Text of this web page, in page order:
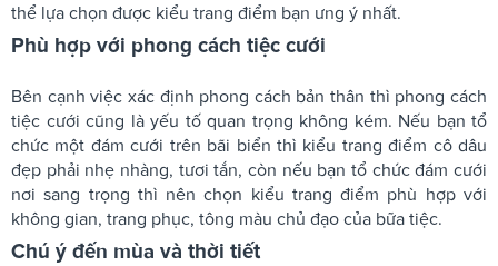
thể lựa chọn được kiểu trang điểm bạn ưng ý nhất.
Phù hợp với phong cách tiệc cưới
Bên cạnh việc xác định phong cách bản thân thì phong cách
tiệc cưới cũng là yếu tố quan trọng không kém. Nếu bạn tổ
chức một đám cưới trên bãi biển thì kiểu trang điểm cô dâu
đẹp phải nhẹ nhàng, tươi tắn, còn nếu bạn tổ chức đám cưới
nơi sang trọng thì nên chọn kiểu trang điểm phù hợp với
không gian, trang phục, tông màu chủ đạo của bữa tiệc.
Chú ý đến mùa và thời tiết